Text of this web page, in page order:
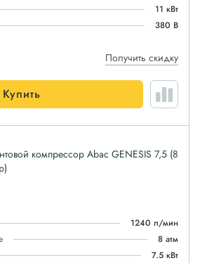
11 кВт
380 В
Получить скидку
Купить
компрессор Abac GENESIS 7,5 (8
1240 л/мин
8 атм
7.5 кВт